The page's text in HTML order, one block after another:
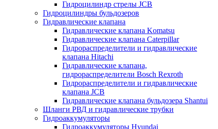
Гидроцилиндр стрелы JCB
Гидроцилиндры бульдозеров
Гидравлические клапана
Гидравлические клапана Komatsu
Гидравлические клапана Caterpillar
Гидрораспределители и гидравлические
клапана Hitachi
Гидравлические клапана,
гидрораспределители Bosch Rexroth
Гидрораспределители и гидравлические
клапана JCB
Гидравлические клапана бульдозера Shantui
Шланги РВД и гидравлические трубки
Гидроаккумуляторы
Гидроаккумуляторы Hyundai